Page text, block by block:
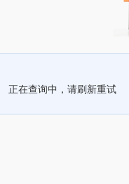
正在查询中，请刷新重试